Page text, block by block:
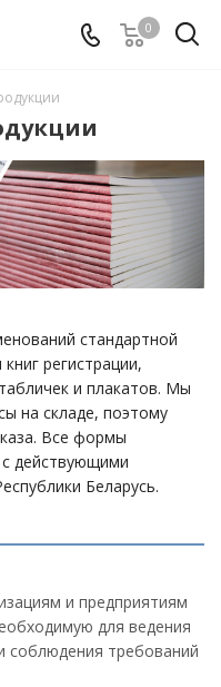
0
стандартной
регистрации,
и плакатов. Мы
на складе, поэтому
Все формы
действующими
Беларусь.
и предприятиям
для ведения
соблюдения требований